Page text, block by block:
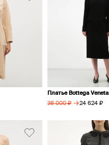
Платье Bottega Veneta
38 000 ₽ → 24 624 ₽